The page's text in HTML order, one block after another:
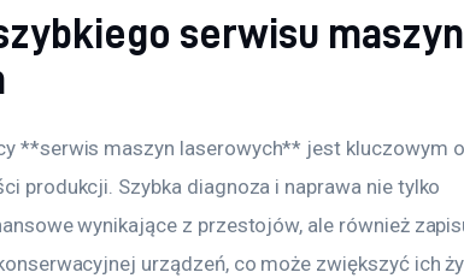
serwisu maszyn
**serwis maszyn laserowych** jest kluczowym
produkcji. Szybka diagnoza i naprawa nie tylko
wynikające z przestojów, ale również
urządzeń, co może zwiększyć ich